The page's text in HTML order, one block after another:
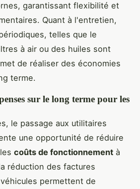
garantissant flexibilité et
Quant à l'entretien,
telles que le
à air ou des huiles sont
de réaliser des économies
terme.
sur le long terme pour les
le passage aux utilitaires
une opportunité de réduire
coûts de fonctionnement à
réduction des factures
permettent de